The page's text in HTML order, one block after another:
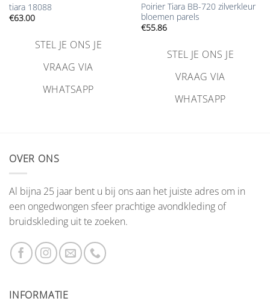
tiara 18088
€63.00
STEL JE ONS JE
VRAAG VIA
WHATSAPP
Poirier Tiara BB-720 zilverkleur
bloemen parels
€55.86
STEL JE ONS JE
VRAAG VIA
WHATSAPP
OVER ONS
Al bijna 25 jaar bent u bij ons aan het juiste adres om in
een ongedwongen sfeer prachtige avondkleding of
bruidskleding uit te zoeken.
INFORMATIE